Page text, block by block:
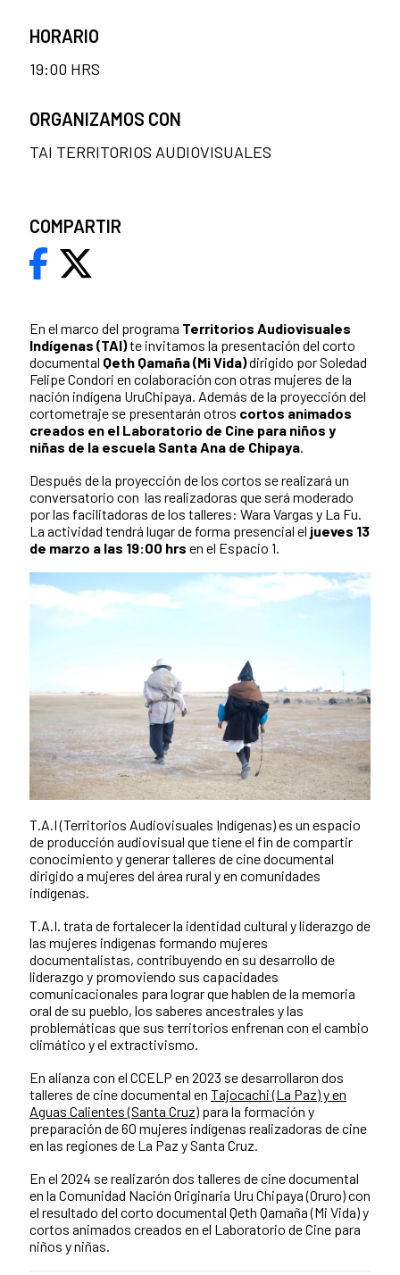
En el marco del programa Territorios Audiovisuales
Indígenas (TAI)te invitamos la presentación del corto
documental Qeth Qamaña (Mi Vida)dirigido por Soledad
Felipe Condori en colaboración con otras mujeres de la
nación indígena UruChipaya. Además de la proyección del
cortometraje se presentarán otros cortos animados
creados en el Laboratorio de Cine para niños y
niñas de la escuela Santa Ana de Chipaya.
Después de la proyección de los cortos se realizará un
conversatorio con las realizadoras que será moderado
por las facilitadoras de los talleres: Wara Vargas y La Fu.
La actividad tendrá lugar de forma presencial el jueves 13
de marzo a las 19:00 hrs en el Espacio 1.
T.A.I (Territorios Audiovisuales Indígenas) es un espacio
de producción audiovisual que tiene el fin de compartir
conocimiento y generar talleres de cine documental
dirigido a mujeres del área rural y en comunidades
indígenas.
T.A.I. trata de fortalecer la identidad cultural y liderazgo de
las mujeres indígenas formando mujeres
documentalistas, contribuyendo en su desarrollo de
liderazgo y promoviendo sus capacidades
comunicacionales para lograr que hablen de la memoria
oral de su pueblo, los saberes ancestrales y las
problemáticas que sus territorios enfrenan con el cambio
climático y el extractivismo.
En alianza con el CCELP en 2023 se desarrollaron dos
talleres de cine documental en Tajocachi (La Paz) y en
Aguas Calientes (Santa Cruz) para la formación y
preparación de 60 mujeres indígenas realizadoras de cine
en las regiones de La Paz y Santa Cruz.
En el 2024 se realizarón dos talleres de cine documental
en la Comunidad Nación Originaria Uru Chipaya (Oruro) con
el resultado del corto documental Qeth Qamaña (Mi Vida) y
cortos animados creados en el Laboratorio de Cine para
niños y niñas.
HORARIO
19:00 HRS
ORGANIZAMOS CON
TAI TERRITORIOS AUDIOVISUALES
COMPARTIR